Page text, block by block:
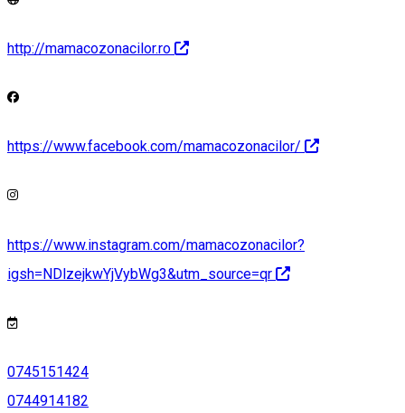
http://mamacozonacilor.ro
https://www.facebook.com/mamacozonacilor/
https://www.instagram.com/mamacozonacilor?
igsh=NDlzejkwYjVybWg3&utm_source=qr
0745151424
0744914182